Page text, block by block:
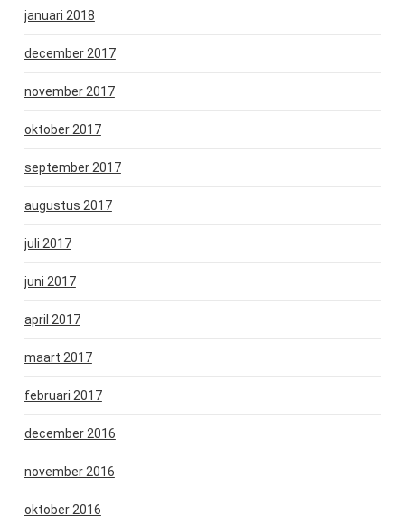
januari 2018
december 2017
november 2017
oktober 2017
september 2017
augustus 2017
juli 2017
juni 2017
april 2017
maart 2017
februari 2017
december 2016
november 2016
oktober 2016